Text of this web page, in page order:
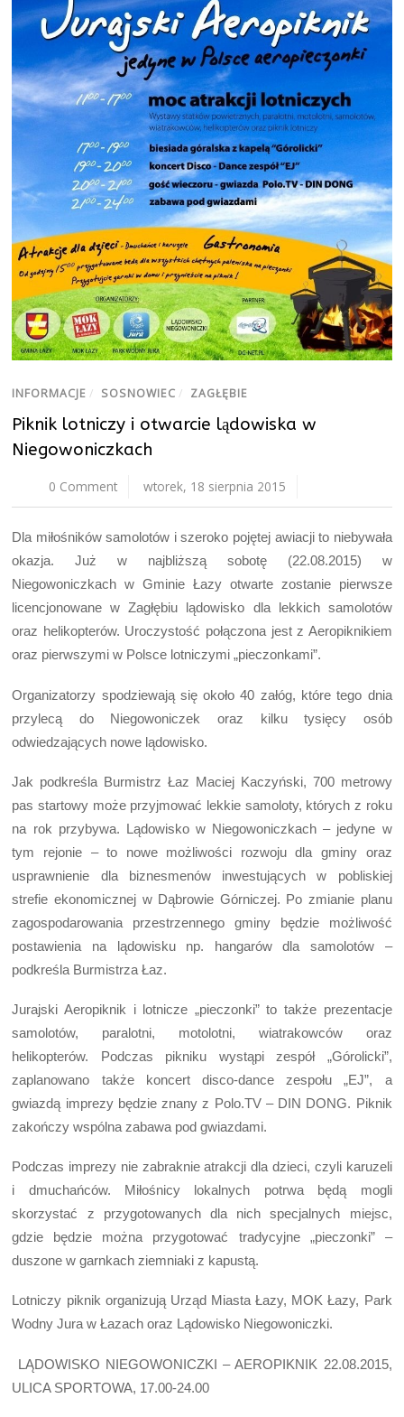
INFORMACJE / SOSNOWIEC / ZAGŁĘBIE
Piknik lotniczy i otwarcie lądowiska w
Niegowoniczkach
0 Comment wtorek, 18 sierpnia 2015
Dla miłośników samolotów i szeroko pojętej awiacji to niebywała
okazja. Już w najbliższą sobotę (22.08.2015) w
Niegowoniczkach w Gminie Łazy otwarte zostanie pierwsze
licencjonowane w Zagłębiu lądowisko dla lekkich samolotów
oraz helikopterów. Uroczystość połączona jest z Aeropiknikiem
oraz pierwszymi w Polsce lotniczymi „pieczonkami”.
Organizatorzy spodziewają się około 40 załóg, które tego dnia
przylecą do Niegowoniczek oraz kilku tysięcy osób
odwiedzających nowe lądowisko.
Jak podkreśla Burmistrz Łaz Maciej Kaczyński, 700 metrowy
pas startowy może przyjmować lekkie samoloty, których z roku
na rok przybywa. Lądowisko w Niegowoniczkach – jedyne w
tym rejonie – to nowe możliwości rozwoju dla gminy oraz
usprawnienie dla biznesmenów inwestujących w pobliskiej
strefie ekonomicznej w Dąbrowie Górniczej. Po zmianie planu
zagospodarowania przestrzennego gminy będzie możliwość
postawienia na lądowisku np. hangarów dla samolotów –
podkreśla Burmistrza Łaz.
Jurajski Aeropiknik i lotnicze „pieczonki” to także prezentacje
samolotów, paralotni, motolotni, wiatrakowców oraz
helikopterów. Podczas pikniku wystąpi zespół „Górolicki”,
zaplanowano także koncert disco-dance zespołu „EJ”, a
gwiazdą imprezy będzie znany z Polo.TV – DIN DONG. Piknik
zakończy wspólna zabawa pod gwiazdami.
Podczas imprezy nie zabraknie atrakcji dla dzieci, czyli karuzeli
i dmuchańców. Miłośnicy lokalnych potrwa będą mogli
skorzystać z przygotowanych dla nich specjalnych miejsc,
gdzie będzie można przygotować tradycyjne „pieczonki” –
duszone w garnkach ziemniaki z kapustą.
Lotniczy piknik organizują Urząd Miasta Łazy, MOK Łazy, Park
Wodny Jura w Łazach oraz Lądowisko Niegowoniczki.
LĄDOWISKO NIEGOWONICZKI – AEROPIKNIK 22.08.2015,
ULICA SPORTOWA, 17.00-24.00